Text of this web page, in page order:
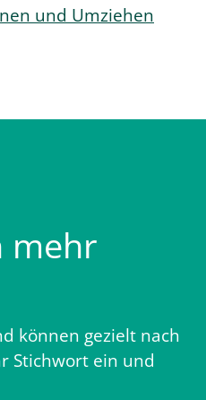
und Umziehen
mehr
können gezielt nach
Stichwort ein und